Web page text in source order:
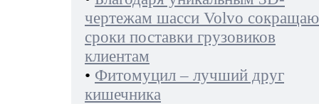
чертежам шасси Volvo
сроки поставки грузовиков
клиентам
• Фитомуцил – лучший друг
кишечника